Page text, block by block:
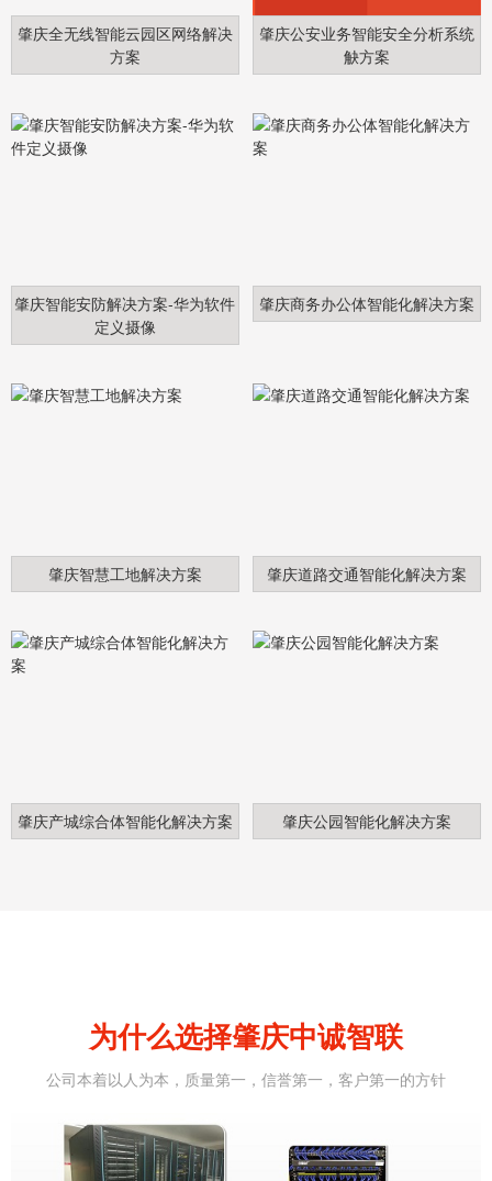
肇庆全无线智能云园区网络解决
方案
肇庆公安业务智能安全分析系统
觖方案
肇庆智能安防解决方案-华为软件
定义摄像
肇庆商务办公体智能化解决方案
肇庆智慧工地解决方案 肇庆道路交通智能化解决方案
肇庆产城综合体智能化解决方案 肇庆公园智能化解决方案
为什么选择肇庆中诚智联
公司本着以人为本，质量第一，信誉第一，客户第一的方针